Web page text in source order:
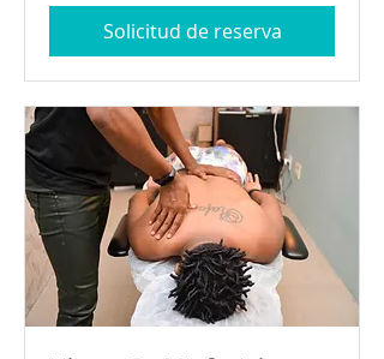
Solicitud de reserva